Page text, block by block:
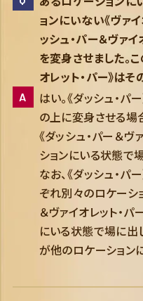
ョンにいない《ヴァ
ッシュ・パー＆ヴァ
を変身させました。
オレット・パー》は
はい。《ダッシュ・パ
の上に変身させる場
《ダッシュ・パー＆ヴ
ションにいる状態で
なお、《ダッシュ・パ
ぞれ別々のロケーシ
＆ヴァイオレット・
にいる状態で場に出
が他のロケーション